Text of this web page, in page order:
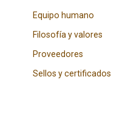
Equipo humano
Filosofía y valores
Proveedores
Sellos y certificados